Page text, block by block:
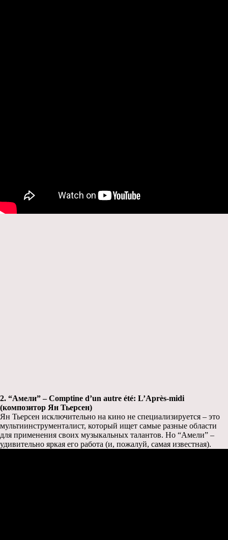
2. “Амели” – Comptine d’un autre été: L’Après-midi
(композитор Ян Тьерсен)
Ян Тьерсен исключительно на кино не специализируется – это
мультиинструменталист, который ищет самые разные области
для применения своих музыкальных талантов. Но “Амели” –
удивительно яркая его работа (и, пожалуй, самая известная).